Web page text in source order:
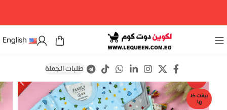
English
طلبات الجملة
بيعت كل
ها